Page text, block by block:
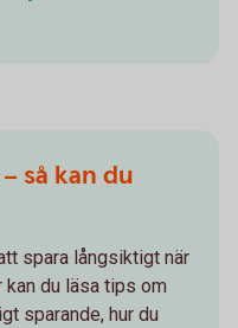
så kan du
spara långsiktigt när
du läsa tips om
sparande, hur du